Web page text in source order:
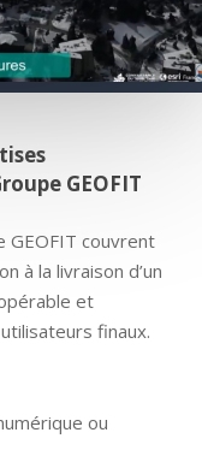
GEOFIT
GEOFIT couvrent
à la livraison d’un
et
finaux.
ou